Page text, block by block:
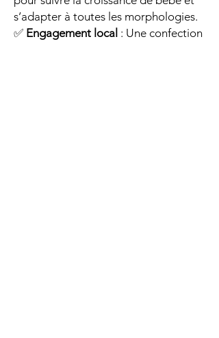
s’adapter à toutes les morphologies.
✅ Engagement local : Une confection